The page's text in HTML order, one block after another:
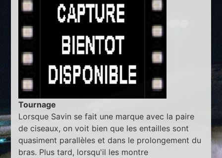
Tournage
Lorsque Savin se fait une marque avec la paire
de ciseaux, on voit bien que les entailles sont
quasiment parallèles et dans le prolongement du
bras. Plus tard, lorsqu'il les montre